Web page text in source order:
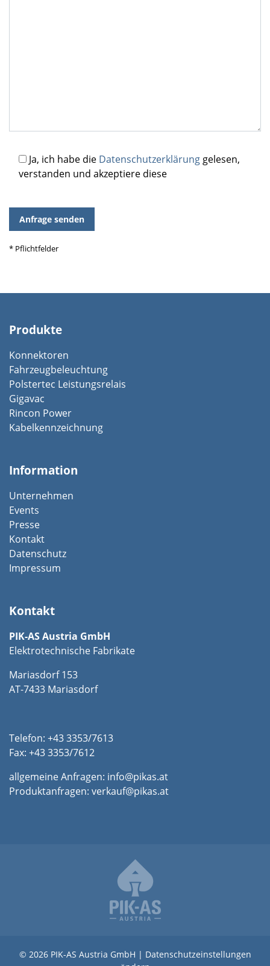
lasse
dieses
leer.
Ja, ich habe die Datenschutzerklärung gelesen,
verstanden und akzeptiere diese
* Pflichtfelder
Produkte
Konnektoren
Fahrzeugbeleuchtung
Polstertec Leistungsrelais
Gigavac
Rincon Power
Kabelkennzeichnung
Information
Unternehmen
Events
Presse
Kontakt
Datenschutz
Impressum
Kontakt
PIK-AS Austria GmbH
Elektrotechnische Fabrikate
Mariasdorf 153
AT-7433 Mariasdorf
Telefon: +43 3353/7613
Fax: +43 3353/7612
allgemeine Anfragen: info@pikas.at
Produktanfragen: verkauf@pikas.at
© 2026 PIK-AS Austria GmbH | Datenschutzeinstellungen